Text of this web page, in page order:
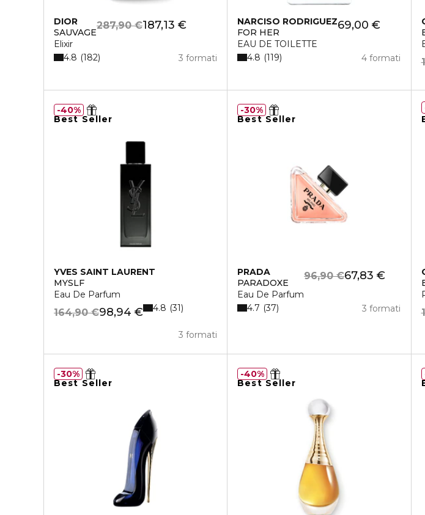
DIOR
SAUVAGE
Elixir
187,13 €
287,90 €
3 formati
4.8 182
NARCISO RODRIGUEZ
FOR HER
EAU DE TOILETTE
69,00 €
4 formati
4.8 119
Best Seller
YVES SAINT LAURENT
MYSLF
Eau De Parfum
98,94 €
164,90 €
3 formati
4.8 31
40%
Best Seller
PRADA
PARADOXE
Eau De Parfum
67,83 €
96,90 €
3 formati
4.7 37
30%
Best Seller
30%
Best Seller
40%